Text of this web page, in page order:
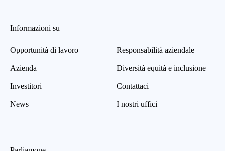
Informazioni su
Opportunità di lavoro
Azienda
Investitori
News
Responsabilità aziendale
Diversità equità e inclusione
Contattaci
I nostri uffici